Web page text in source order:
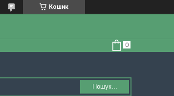
Кошик
Пошук...